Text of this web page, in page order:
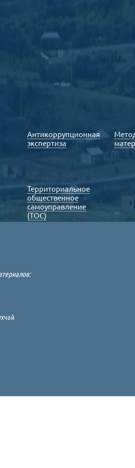
Антикоррупционная
экспертиза
Территориальное
общественное
самоуправление
(ТОС)